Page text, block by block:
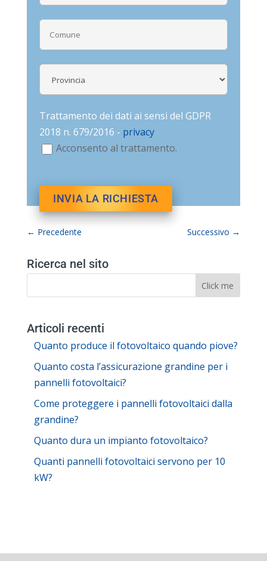
Trattamento dei dati ai sensi del GDPR
2018 n. 679/2016 - privacy
Acconsento al trattamento.
← Precedente Successivo →
Ricerca nel sito
Articoli recenti
Quanto produce il fotovoltaico quando piove?
Quanto costa l’assicurazione grandine per i
pannelli fotovoltaici?
Come proteggere i pannelli fotovoltaici dalla
grandine?
Quanto dura un impianto fotovoltaico?
Quanti pannelli fotovoltaici servono per 10
kW?